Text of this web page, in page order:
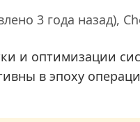
3 года назад),
и оптимизации
в эпоху